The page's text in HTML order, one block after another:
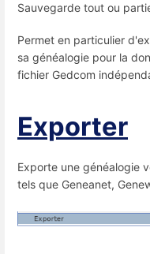
Sauvegarde tout ou
Permet en particulier
sa généalogie pour la
fichier Gedcom
Exporter
Exporte une généalogie
tels que Geneanet,